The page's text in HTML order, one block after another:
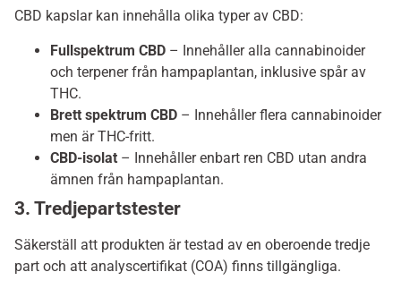
CBD kapslar kan innehålla olika typer av CBD:
Fullspektrum CBD – Innehåller alla cannabinoider
och terpener från hampaplantan, inklusive spår av
THC.
Brett spektrum CBD – Innehåller flera cannabinoider
men är THC-fritt.
CBD-isolat – Innehåller enbart ren CBD utan andra
ämnen från hampaplantan.
3. Tredjepartstester
Säkerställ att produkten är testad av en oberoende tredje
part och att analyscertifikat (COA) finns tillgängliga.